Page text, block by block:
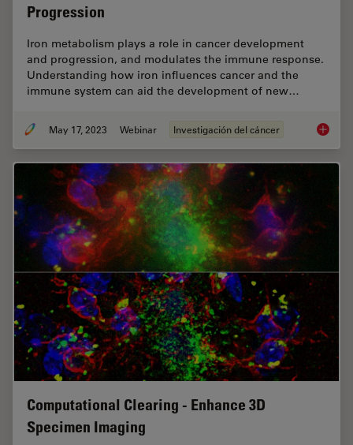
Progression
Iron metabolism plays a role in cancer development
and progression, and modulates the immune response.
Understanding how iron influences cancer and the
immune system can aid the development of new…
May 17, 2023 Webinar Investigación del cáncer The
Computational Clearing - Enhance 3D
Specimen Imaging